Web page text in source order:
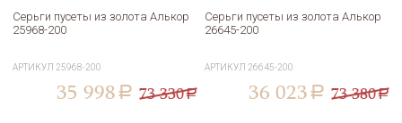
Серьги пусеты из золота Алькор
25968-200
АРТИКУЛ 25968-200
35 998 a 73 330a
Серьги пусеты из золота Алькор
26645-200
АРТИКУЛ 26645-200
36 023 a 73 380a